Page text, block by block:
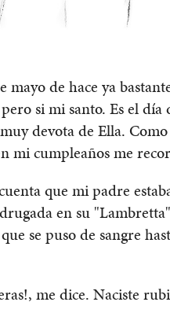
mayo de hace ya
si mi santo. Es el
devota de Ella.
mi cumpleaños me
que mi padre
en su
se puso de sangre
me dice. Naciste